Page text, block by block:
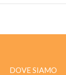
DOVE SIAMO